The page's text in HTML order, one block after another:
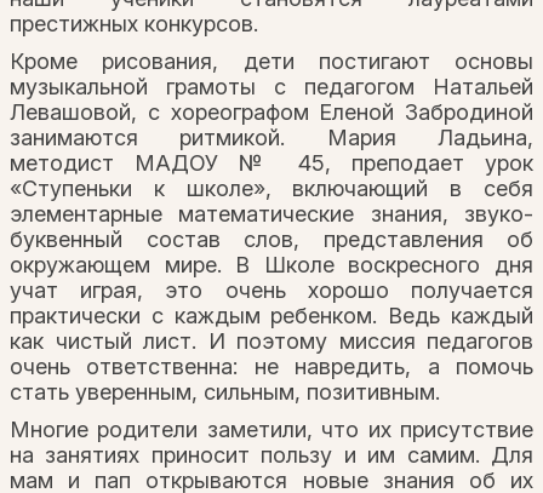
престижных конкурсов.
Кроме рисования, дети постигают основы
музыкальной грамоты с педагогом Натальей
Левашовой, с хореографом Еленой Забродиной
занимаются ритмикой. Мария Ладьина,
методист МАДОУ № 45, преподает урок
«Ступеньки к школе», включающий в себя
элементарные математические знания, звуко-
буквенный состав слов, представления об
окружающем мире. В Школе воскресного дня
учат играя, это очень хорошо получается
практически с каждым ребенком. Ведь каждый
как чистый лист. И поэтому миссия педагогов
очень ответственна: не навредить, а помочь
стать уверенным, сильным, позитивным.
Многие родители заметили, что их присутствие
на занятиях приносит пользу и им самим. Для
мам и пап открываются новые знания об их